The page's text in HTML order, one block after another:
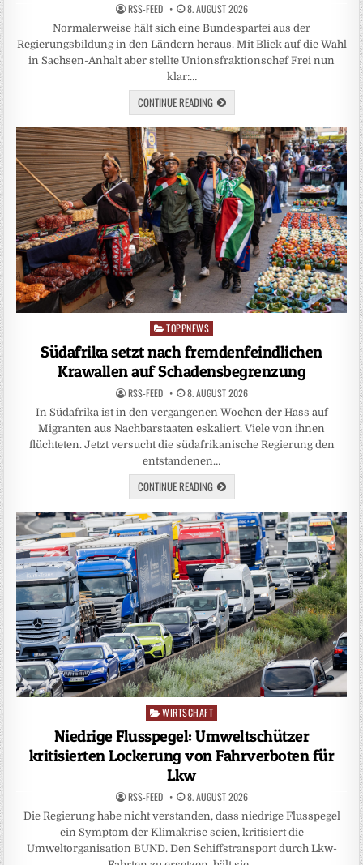
RSS-FEED 8. AUGUST 2026
Normalerweise hält sich eine Bundespartei aus der
Regierungsbildung in den Ländern heraus. Mit Blick auf die Wahl
in Sachsen-Anhalt aber stellte Unionsfraktionschef Frei nun
klar:…
CONTINUE READING
Posted
TOPPNEWS
Südafrika setzt nach fremdenfeindlichen
Krawallen auf Schadensbegrenzung
RSS-FEED 8. AUGUST 2026
In Südafrika ist in den vergangenen Wochen der Hass auf
Migranten aus Nachbarstaaten eskaliert. Viele von ihnen
flüchteten. Jetzt versucht die südafrikanische Regierung den
entstandenen…
CONTINUE READING
Posted
WIRTSCHAFT
Niedrige Flusspegel: Umweltschützer
kritisierten Lockerung von Fahrverboten für
Lkw
RSS-FEED 8. AUGUST 2026
Die Regierung habe nicht verstanden, dass niedrige Flusspegel
ein Symptom der Klimakrise seien, kritisiert die
Umweltorganisation BUND. Den Schiffstransport durch Lkw-